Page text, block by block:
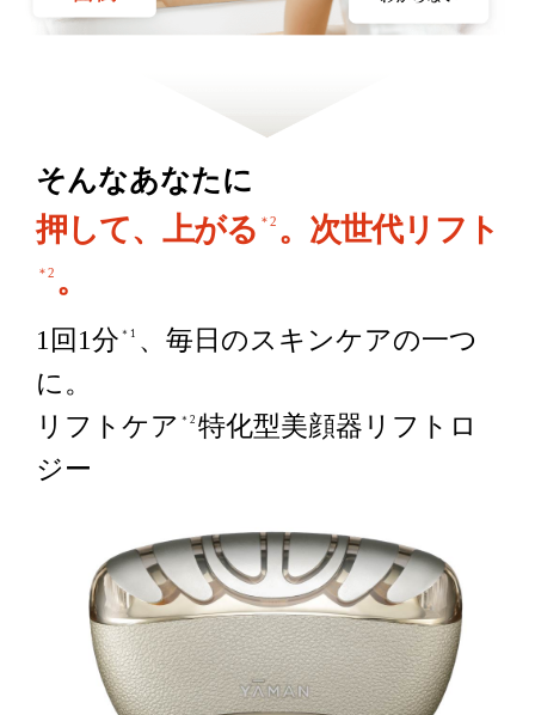
そんなあなたに
押して、上がる ＊2 。次世代リフト
＊2 。
1回1分 ＊1 、毎日のスキンケアの一つ
に。
リフトケア ＊2 特化型美顔器リフトロ
ジー